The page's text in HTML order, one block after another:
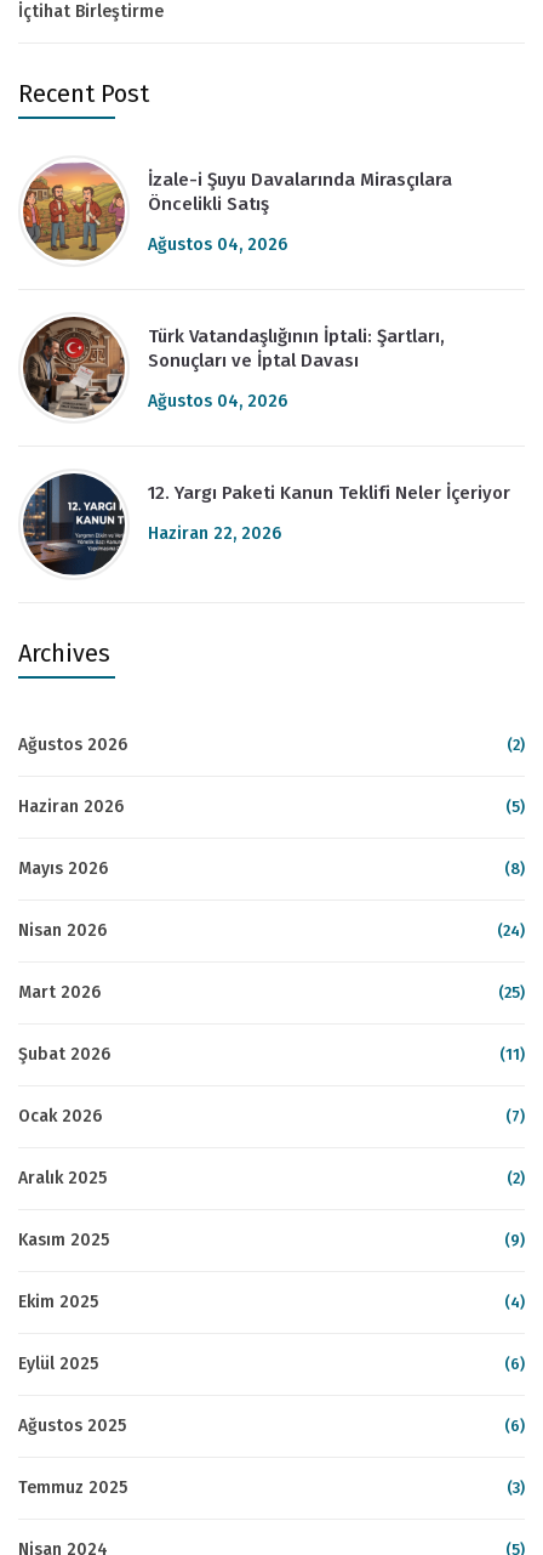
İçtihat Birleştirme
Recent Post
İzale-i Şuyu Davalarında Mirasçılara
Öncelikli Satış
Ağustos 04, 2026
Türk Vatandaşlığının İptali: Şartları,
Sonuçları ve İptal Davası
Ağustos 04, 2026
12. Yargı Paketi Kanun Teklifi Neler İçeriyor
Haziran 22, 2026
Archives
Ağustos 2026 (2)
Haziran 2026 (5)
Mayıs 2026 (8)
Nisan 2026 (24)
Mart 2026 (25)
Şubat 2026 (11)
Ocak 2026 (7)
Aralık 2025 (2)
Kasım 2025 (9)
Ekim 2025 (4)
Eylül 2025 (6)
Ağustos 2025 (6)
Temmuz 2025 (3)
Nisan 2024 (5)